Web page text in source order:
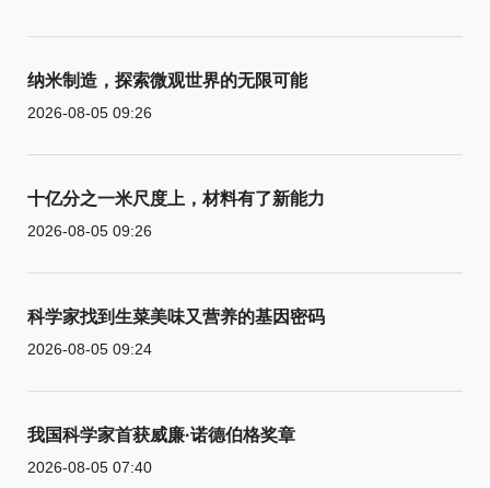
纳米制造，探索微观世界的无限可能
2026-08-05 09:26
十亿分之一米尺度上，材料有了新能力
2026-08-05 09:26
科学家找到生菜美味又营养的基因密码
2026-08-05 09:24
我国科学家首获威廉·诺德伯格奖章
2026-08-05 07:40